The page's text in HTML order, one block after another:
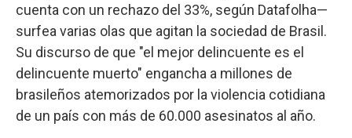
cuenta con un rechazo del 33%, según Datafolha—
surfea varias olas que agitan la sociedad de Brasil.
Su discurso de que "el mejor delincuente es el
delincuente muerto" engancha a millones de
brasileños atemorizados por la violencia cotidiana
de un país con más de 60.000 asesinatos al año.